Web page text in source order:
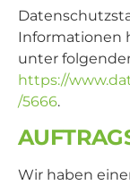
Informationen
unter
https://
/5666.
Wir haben